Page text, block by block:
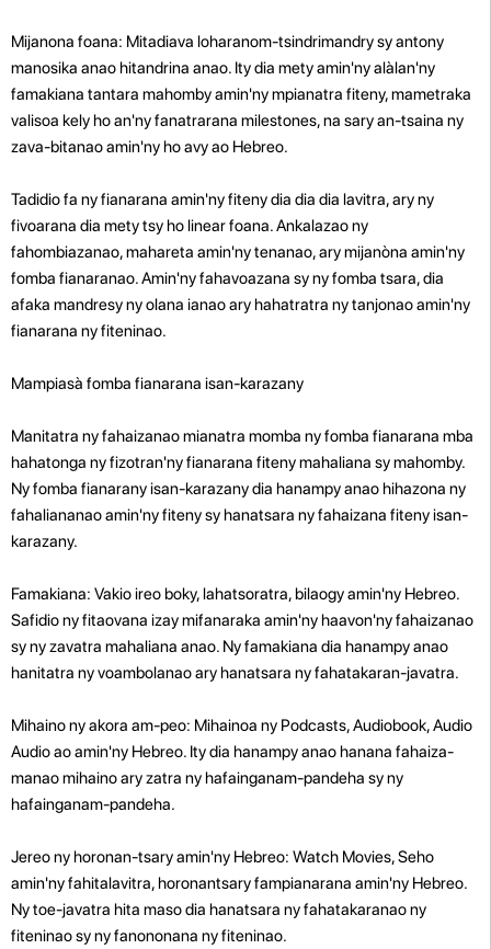
Mijanona foana: Mitadiava loharanom-tsindrimandry sy antony
manosika anao hitandrina anao. Ity dia mety amin'ny alàlan'ny
famakiana tantara mahomby amin'ny mpianatra fiteny, mametraka
valisoa kely ho an'ny fanatrarana milestones, na sary an-tsaina ny
zava-bitanao amin'ny ho avy ao Hebreo.
Tadidio fa ny fianarana amin'ny fiteny dia dia dia lavitra, ary ny
fivoarana dia mety tsy ho linear foana. Ankalazao ny
fahombiazanao, mahareta amin'ny tenanao, ary mijanòna amin'ny
fomba fianaranao. Amin'ny fahavoazana sy ny fomba tsara, dia
afaka mandresy ny olana ianao ary hahatratra ny tanjonao amin'ny
fianarana ny fiteninao.
Mampiasà fomba fianarana isan-karazany
Manitatra ny fahaizanao mianatra momba ny fomba fianarana mba
hahatonga ny fizotran'ny fianarana fiteny mahaliana sy mahomby.
Ny fomba fianarany isan-karazany dia hanampy anao hihazona ny
fahaliananao amin'ny fiteny sy hanatsara ny fahaizana fiteny isan-
karazany.
Famakiana: Vakio ireo boky, lahatsoratra, bilaogy amin'ny Hebreo.
Safidio ny fitaovana izay mifanaraka amin'ny haavon'ny fahaizanao
sy ny zavatra mahaliana anao. Ny famakiana dia hanampy anao
hanitatra ny voambolanao ary hanatsara ny fahatakaran-javatra.
Mihaino ny akora am-peo: Mihainoa ny Podcasts, Audiobook, Audio
Audio ao amin'ny Hebreo. Ity dia hanampy anao hanana fahaiza-
manao mihaino ary zatra ny hafainganam-pandeha sy ny
hafainganam-pandeha.
Jereo ny horonan-tsary amin'ny Hebreo: Watch Movies, Seho
amin'ny fahitalavitra, horonantsary fampianarana amin'ny Hebreo.
Ny toe-javatra hita maso dia hanatsara ny fahatakaranao ny
fiteninao sy ny fanononana ny fiteninao.